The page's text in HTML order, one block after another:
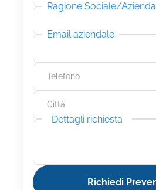
Ragione Sociale/Azienda
Email aziendale
Telefono
Città
Dettagli richiesta